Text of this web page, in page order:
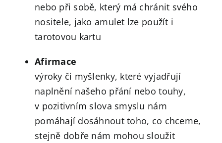
nebo při sobě, který má chránit svého
nositele, jako amulet lze použít i
tarotovou kartu
Afirmace
výroky či myšlenky, které vyjadřují
naplnění našeho přání nebo touhy,
v pozitivním slova smyslu nám
pomáhají dosáhnout toho, co chceme,
stejně dobře nám mohou sloužit